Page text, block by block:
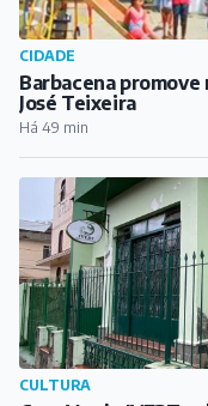
CIDADE
Barbacena
José Teixeira
Há 49 min
CULTURA